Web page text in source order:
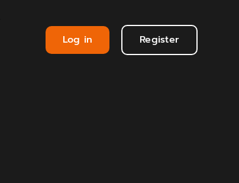
Log in Register